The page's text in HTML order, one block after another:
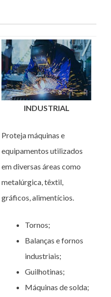
INDUSTRIAL
Proteja máquinas e
equipamentos utilizados
em diversas áreas como
metalúrgica, têxtil,
gráficos, alimentícios.
Tornos;
Balanças e fornos
industriais;
Guilhotinas;
Máquinas de solda;